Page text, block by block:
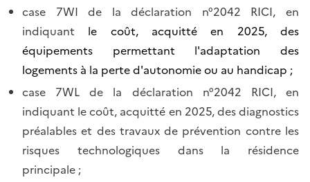
case 7WI de la déclaration n°2042 RICI, en
indiquant le coût, acquitté en 2025, des
équipements permettant l'adaptation des
logements à la perte d'autonomie ou au handicap ;
case 7WL de la déclaration n°2042 RICI, en
indiquant le coût, acquitté en 2025, des diagnostics
préalables et des travaux de prévention contre les
risques technologiques dans la résidence
principale ;